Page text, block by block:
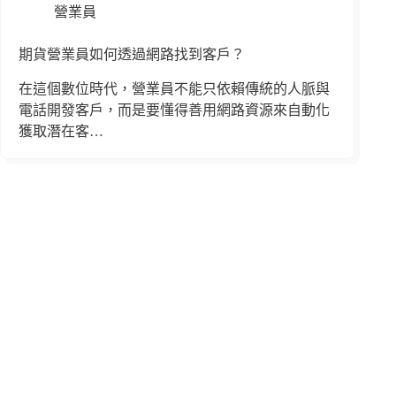
營業員
期貨營業員如何透過網路找到客戶？
在這個數位時代，營業員不能只依賴傳統的人脈與
電話開發客戶，而是要懂得善用網路資源來自動化
獲取潛在客…